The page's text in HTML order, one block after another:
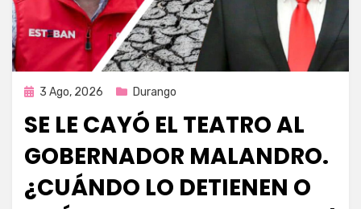
Publicada
3 Ago, 2026 Durango
SE LE CAYÓ EL TEATRO AL
GOBERNADOR MALANDRO.
¿CUÁNDO LO DETIENEN O